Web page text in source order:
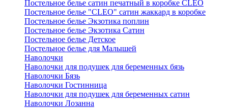
Постельное белье сатин печатный в коробке CLEO
Постельное белье "CLEO" сатин жаккард в коробке
Постельное белье Экзотика поплин
Постельное белье Экзотика Сатин
Постельное белье Детское
Постельное белье для Малышей
Наволочки
Наволочки для подушек для беременных бязь
Наволочки Бязь
Наволочки Гостинница
Наволочки для подушек для беременных сатин
Наволочки Лозанна